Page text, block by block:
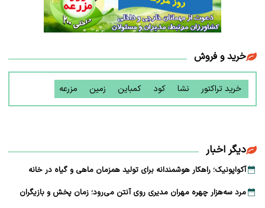
خرید و فروش
خرید تراکتور نشا کود کمباین زمین مزرعه
دیگر اخبار
آکواپونیک؛ راهکار هوشمندانه برای تولید همزمان ماهی و گیاه در خانه
مرد سه‌هزار چهره مهران مدیری روی آنتن می‌رود؛ زمان پخش و بازیگران